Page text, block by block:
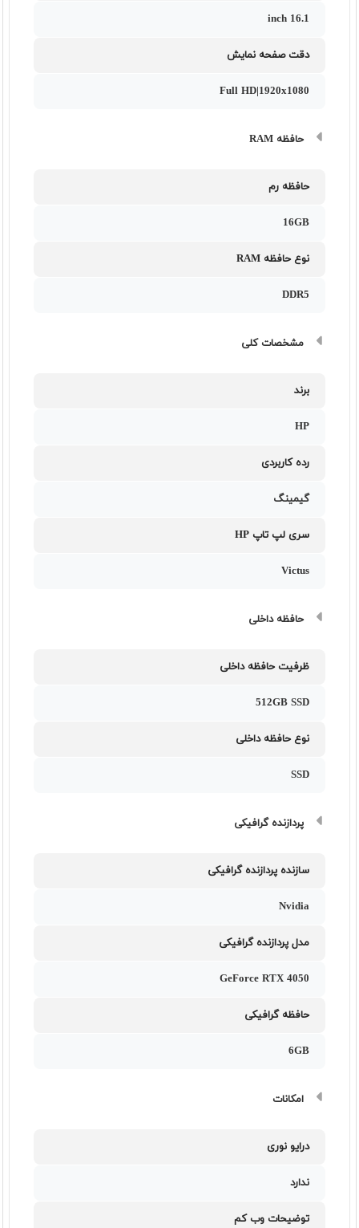
16.1 inch
دقت صفحه نمایش
Full HD|1920x1080
حافظه RAM
حافظه رم
16GB
نوع حافظه RAM
DDR5
مشخصات کلی
برند
HP
رده کاربردی
گیمینگ
سری لپ تاپ HP
Victus
حافظه داخلی
ظرفیت حافظه داخلی
512GB SSD
نوع حافظه داخلی
SSD
پردازنده گرافیکی
سازنده پردازنده گرافیکی
Nvidia
مدل پردازنده گرافیکی
GeForce RTX 4050
حافظه گرافیکی
6GB
امکانات
درایو نوری
ندارد
توضیحات وب کم